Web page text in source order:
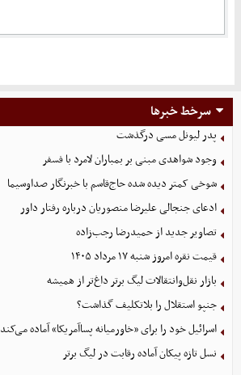
سرخط خبرها
پدر لیونل مسی درگذشت
وجود شواهدی مبنی بر بمباران لامرد با فسفر
شوخی کمتر دیده شده حاج‌قاسم با خبرنگار صداوسیما
ادعای جنجالی علیرضا منصوریان درباره رفتار داور
تصاویر جدید از حمیدرضا رجب‌زاده
قیمت نقره امروز شنبه ۱۷ مرداد ۱۴۰۵
بازار نقل‌وانتقالات لیگ برتر داغ‌تر از همیشه
جنپو استقلال را بلاتکلیف گذاشت؟
اسرائیل خود را برای «خاورمیانه پساآمریکا» آماده می‌کند
نسل تازه پیکان آماده رقابت در لیگ برتر